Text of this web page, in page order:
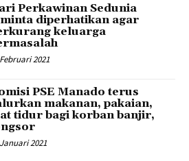
Perkawinan Sedunia
diperhatikan agar
keluarga
2021
PSE Manado terus
makanan, pakaian,
tidur bagi korban banjir,
2021